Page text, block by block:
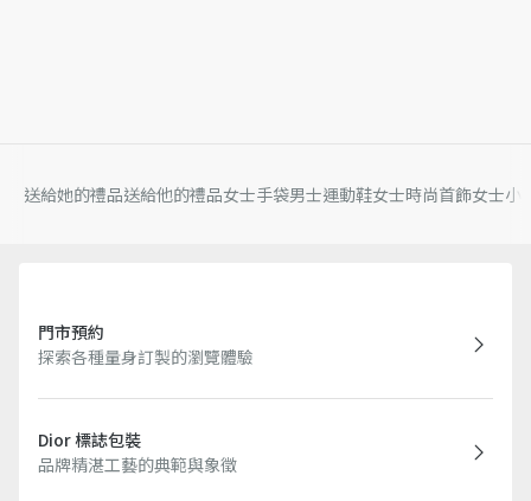
送給她的禮品送給他的禮品女士手袋男士運動鞋女士時尚首飾女士小
門市預約
探索各種量身訂製的瀏覽體驗
Dior 標誌包裝
品牌精湛工藝的典範與象徵